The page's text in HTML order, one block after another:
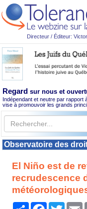
Directeur / Éditeur:
Regard sur nous et
Indépendant et neutre par rapport
vise à promouvoir les grands
Observatoire des
El Niño est de
recrudescence
PartagerFacebook
Twitter